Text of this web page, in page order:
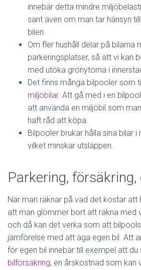
innebär detta mindre
sant även om man tar hänsyn
bilen.
Om fler hushåll delar på bilarna
parkeringsplatser, så att vi kan
med utöka grönytorna i
Det finns många bilpooler som
miljöbilar. Att gå med i en
att använda en miljöbil som
haft råd att köpa.
Bilpooler brukar hålla sina bilar
vilket minskar utsläppen.
Parkering, försäkring,
När man räknar på vad det kostar att
att man glömmer bort att räkna med
och då kan det verka som att
jämförelse med att äga egen bil. Att
för egen bil innebär till exempel att
bilförsäkring, en årskostnad som kan